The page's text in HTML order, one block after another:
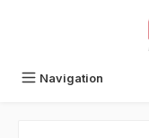
Navigation